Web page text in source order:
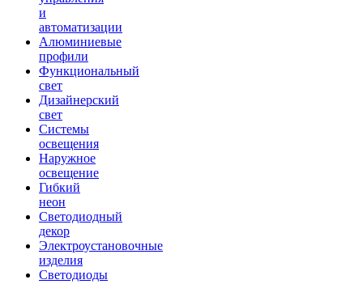
и
автоматизации
Алюминиевые
профили
Функциональный
свет
Дизайнерский
свет
Системы
освещения
Наружное
освещение
Гибкий
неон
Светодиодный
декор
Электроустановочные
изделия
Светодиоды